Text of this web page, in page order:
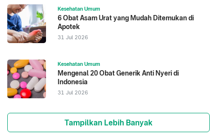
Kesehatan Umum
6 Obat Asam Urat yang Mudah Ditemukan di
Apotek
31 Jul 2026
Kesehatan Umum
Mengenal 20 Obat Generik Anti Nyeri di
Indonesia
31 Jul 2026
Tampilkan Lebih Banyak